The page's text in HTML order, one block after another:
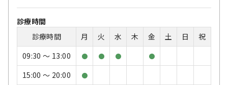
診療時間
診療時間
月 火 水 木 金 土 日
祝
09:30 〜 13:00
● ● ● ●
15:00 〜 20:00 ●